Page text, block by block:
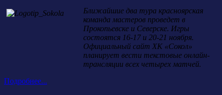
Ближайшие два тура красноярская
команда мастеров проведет в
Прокопьевске и Северске. Игры
состоятся 16-17 и 20-21 ноября.
Официальный сайт ХК «Сокол»
планирует вести текстовые онлайн-
трансляции всех четырех матчей.
Подробнее...